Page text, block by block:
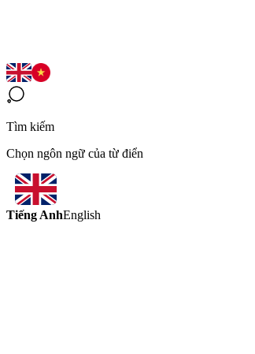
Tìm kiếm
Chọn ngôn ngữ của từ điển
Tiếng AnhEnglish